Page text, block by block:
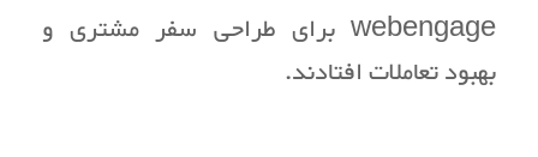
webengage برای طراحی سفر مشتری و
بهبود تعاملات افتادند.